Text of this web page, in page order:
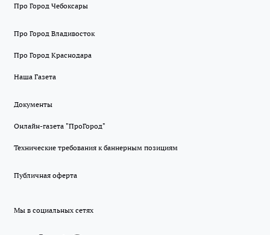
Про Город Чебоксары
Про Город Владивосток
Про Город Краснодара
Наша Газета
Документы
Онлайн-газета "ПроГород"
Технические требования к баннерным позициям
Публичная оферта
Мы в социальных сетях